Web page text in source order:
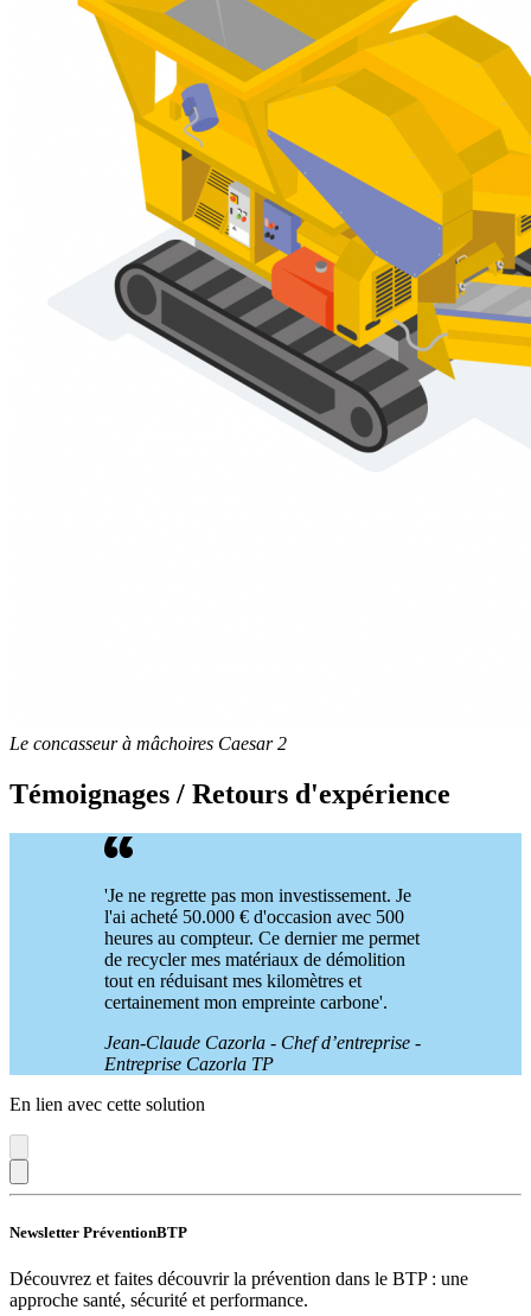
Le concasseur à mâchoires Caesar 2
Témoignages / Retours d'expérience
'Je ne regrette pas mon investissement. Je
l'ai acheté 50.000 € d'occasion avec 500
heures au compteur. Ce dernier me permet
de recycler mes matériaux de démolition
tout en réduisant mes kilomètres et
certainement mon empreinte carbone'.
Jean-Claude Cazorla - Chef d’entreprise -
Entreprise Cazorla TP
En lien avec cette solution
Newsletter PréventionBTP
Découvrez et faites découvrir la prévention dans le BTP : une
approche santé, sécurité et performance.